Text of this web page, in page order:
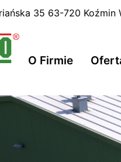
35 63-720 Koźmin
O Firmie